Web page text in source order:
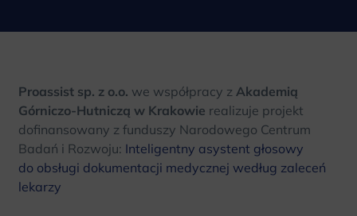
Proassist sp. z o.o. we współpracy z Akademią
Górniczo-Hutniczą w Krakowie realizuje projekt
dofinansowany z funduszy Narodowego Centrum
Badań i Rozwoju: Inteligentny asystent głosowy
do obsługi dokumentacji medycznej według zaleceń
lekarzy